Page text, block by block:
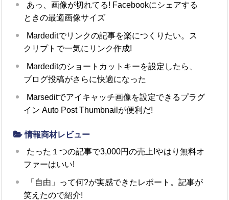
あっ、画像が切れてる! Facebookにシェアする
ときの最適画像サイズ
Mardeditでリンクの記事を楽につくりたい。ス
クリプトで一気にリンク作成!
Mardeditのショートカットキーを設定したら、
ブログ投稿がさらに快適になった
Marseditでアイキャッチ画像を設定できるプラグ
イン Auto Post Thumbnailが便利だ!
情報商材レビュー
たった１つの記事で3,000円の売上!やはり無料オ
ファーはいい!
「自由」って何?が実感できたレポート。記事が
笑えたので紹介!